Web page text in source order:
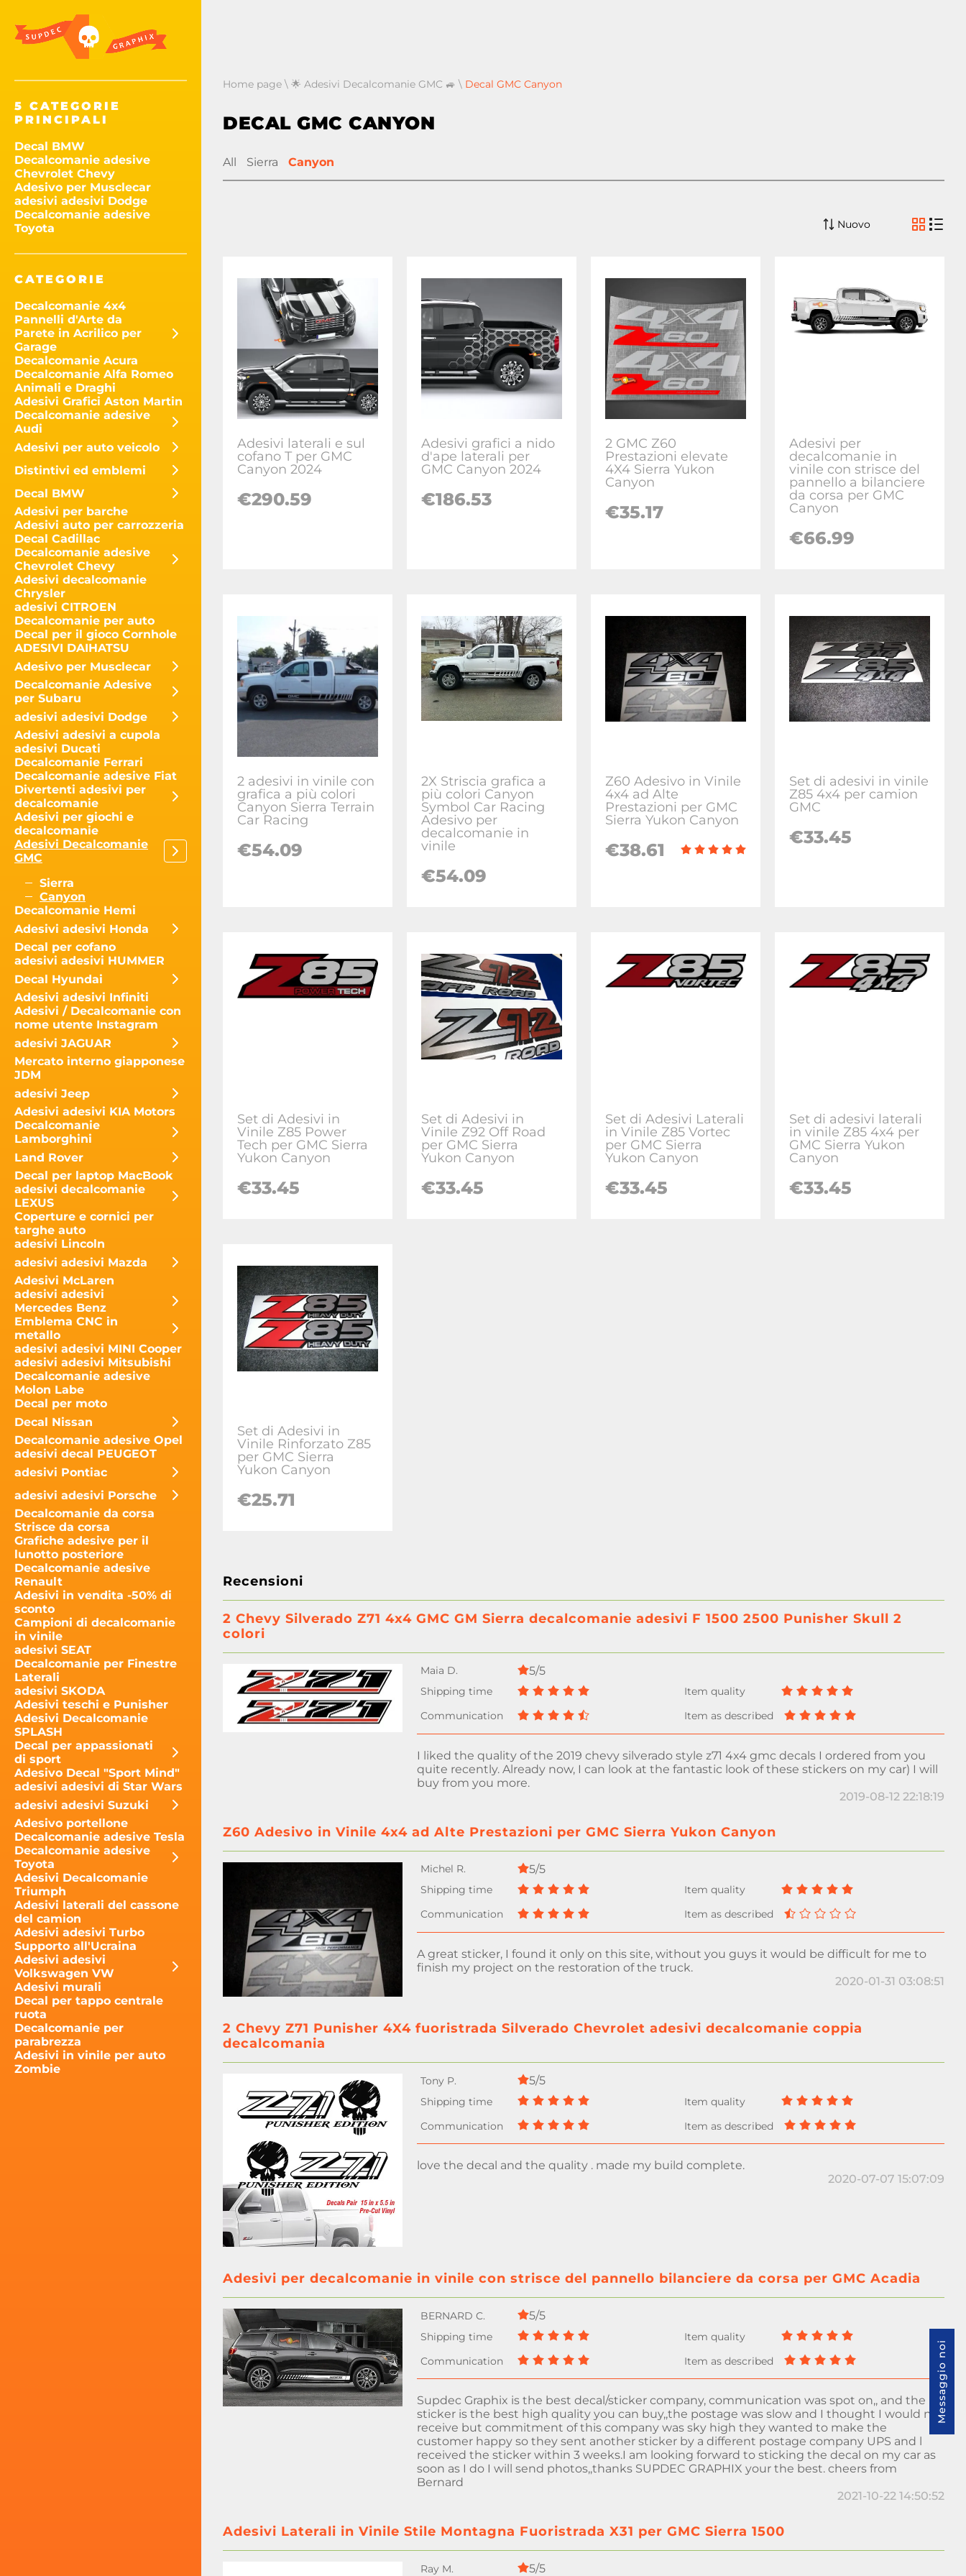
5 CATEGORIE
PRINCIPALI
Decal BMW
Decalcomanie adesive
Chevrolet Chevy
Adesivo per Musclecar
adesivi adesivi Dodge
Decalcomanie adesive
Toyota
CATEGORIE
Decalcomanie 4x4
Pannelli d'Arte da
Parete in Acrilico per
Garage
Decalcomanie Acura
Decalcomanie Alfa Romeo
Animali e Draghi
Adesivi Grafici Aston Martin
Decalcomanie adesive
Audi
Adesivi per auto veicolo
Distintivi ed emblemi
Decal BMW
Adesivi per barche
Adesivi auto per carrozzeria
Decal Cadillac
Decalcomanie adesive
Chevrolet Chevy
Adesivi decalcomanie
Chrysler
adesivi CITROEN
Decalcomanie per auto
Decal per il gioco Cornhole
ADESIVI DAIHATSU
Adesivo per Musclecar
Decalcomanie Adesive
per Subaru
adesivi adesivi Dodge
Adesivi adesivi a cupola
adesivi Ducati
Decalcomanie Ferrari
Decalcomanie adesive Fiat
Divertenti adesivi per
decalcomanie
Adesivi per giochi e
decalcomanie
Adesivi Decalcomanie
GMC
Sierra
Canyon
Decalcomanie Hemi
Adesivi adesivi Honda
Decal per cofano
adesivi adesivi HUMMER
Decal Hyundai
Adesivi adesivi Infiniti
Adesivi / Decalcomanie con
nome utente Instagram
adesivi JAGUAR
Mercato interno giapponese
JDM
adesivi Jeep
Adesivi adesivi KIA Motors
Decalcomanie
Lamborghini
Land Rover
Decal per laptop MacBook
adesivi decalcomanie
LEXUS
Coperture e cornici per
targhe auto
adesivi Lincoln
adesivi adesivi Mazda
Adesivi McLaren
adesivi adesivi
Mercedes Benz
Emblema CNC in
metallo
adesivi adesivi MINI Cooper
adesivi adesivi Mitsubishi
Decalcomanie adesive
Molon Labe
Decal per moto
Decal Nissan
Decalcomanie adesive Opel
adesivi decal PEUGEOT
adesivi Pontiac
adesivi adesivi Porsche
Decalcomanie da corsa
Strisce da corsa
Grafiche adesive per il
lunotto posteriore
Decalcomanie adesive
Renault
Adesivi in ​​vendita -50% di
sconto
Campioni di decalcomanie
in vinile
adesivi SEAT
Decalcomanie per Finestre
Laterali
adesivi SKODA
Adesivi teschi e Punisher
Adesivi Decalcomanie
SPLASH
Decal per appassionati
di sport
Adesivo Decal "Sport Mind"
adesivi adesivi di Star Wars
adesivi adesivi Suzuki
Adesivo portellone
Decalcomanie adesive Tesla
Decalcomanie adesive
Toyota
Adesivi Decalcomanie
Triumph
Adesivi laterali del cassone
del camion
Adesivi adesivi Turbo
Supporto all'Ucraina
Adesivi adesivi
Volkswagen VW
Adesivi murali
Decal per tappo centrale
ruota
Decalcomanie per
parabrezza
Adesivi in vinile per auto
Zombie
Home page \ 🌟 Adesivi Decalcomanie GMC 🚙 \ Decal GMC Canyon
DECAL GMC CANYON
All Sierra Canyon
Nuovo
Adesivi laterali e sul
cofano T per GMC
Canyon 2024
€290.59
Adesivi grafici a nido
d'ape laterali per
GMC Canyon 2024
€186.53
2 GMC Z60
Prestazioni elevate
4X4 Sierra Yukon
Canyon
€35.17
Adesivi per
decalcomanie in
vinile con strisce del
pannello a bilanciere
da corsa per GMC
Canyon
€66.99
2 adesivi in ​​vinile con
grafica a più colori
Canyon Sierra Terrain
Car Racing
€54.09
2X Striscia grafica a
più colori Canyon
Symbol Car Racing
Adesivo per
decalcomanie in
vinile
€54.09
Z60 Adesivo in Vinile
4x4 ad Alte
Prestazioni per GMC
Sierra Yukon Canyon
€38.61
Set di adesivi in vinile
Z85 4x4 per camion
GMC
€33.45
Set di Adesivi in
Vinile Z85 Power
Tech per GMC Sierra
Yukon Canyon
€33.45
Set di Adesivi in
Vinile Z92 Off Road
per GMC Sierra
Yukon Canyon
€33.45
Set di Adesivi Laterali
in Vinile Z85 Vortec
per GMC Sierra
Yukon Canyon
€33.45
Set di adesivi laterali
in vinile Z85 4x4 per
GMC Sierra Yukon
Canyon
€33.45
Set di Adesivi in
Vinile Rinforzato Z85
per GMC Sierra
Yukon Canyon
€25.71
Recensioni
2 Chevy Silverado Z71 4x4 GMC GM Sierra decalcomanie adesivi F 1500 2500 Punisher Skull 2 ​​
colori
5/5
I liked the quality of the 2019 chevy silverado style z71 4x4 gmc decals I ordered from you
quite recently. Already now, I can look at the fantastic look of these stickers on my car) I will
buy from you more.
2019-08-12 22:18:19
Z60 Adesivo in Vinile 4x4 ad Alte Prestazioni per GMC Sierra Yukon Canyon
5/5
A great sticker, I found it only on this site, without you guys it would be difficult for me to
finish my project on the restoration of the truck.
2020-01-31 03:08:51
2 Chevy Z71 Punisher 4X4 fuoristrada Silverado Chevrolet adesivi decalcomanie coppia
decalcomania
5/5
love the decal and the quality . made my build complete.
2020-07-07 15:07:09
Adesivi per decalcomanie in vinile con strisce del pannello bilanciere da corsa per GMC Acadia
5/5
Supdec Graphix is the best decal/sticker company, communication was spot on,, and the
sticker is the best high quality you can buy,,the postage was slow and I thought I would not
receive but commitment of this company was sky high they wanted to make the
customer happy so they sent another sticker by a different postage company UPS and l
received the sticker within 3 weeks.I am looking forward to sticking the decal on my car as
soon as I do I will send photos,,thanks SUPDEC GRAPHIX your the best. cheers from
Bernard
2021-10-22 14:50:52
Adesivi Laterali in Vinile Stile Montagna Fuoristrada X31 per GMC Sierra 1500
5/5
Messaggio noi